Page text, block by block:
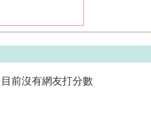
目前沒有網友打分數